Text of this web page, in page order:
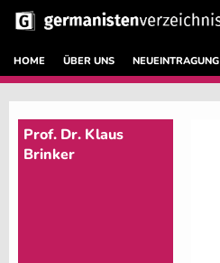
HOME ÜBER UNS NEUEINTRAGUNG
Prof. Dr. Klaus
Brinker